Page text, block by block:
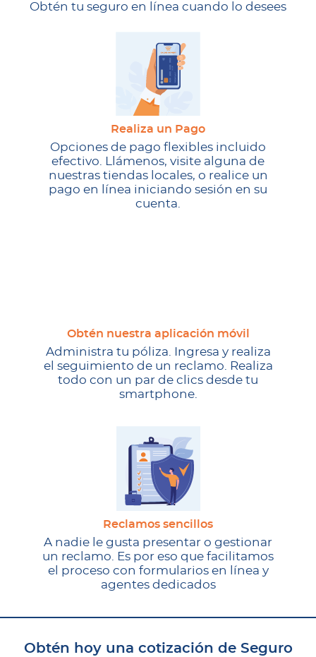
Obtén tu seguro en línea cuando lo desees
Realiza un Pago
Opciones de pago flexibles incluido
efectivo. Llámenos, visite alguna de
nuestras tiendas locales, o realice un
pago en línea iniciando sesión en su
cuenta.
Obtén nuestra aplicación móvil
Administra tu póliza. Ingresa y realiza
el seguimiento de un reclamo. Realiza
todo con un par de clics desde tu
smartphone.
Reclamos sencillos
A nadie le gusta presentar o gestionar
un reclamo. Es por eso que facilitamos
el proceso con formularios en línea y
agentes dedicados
Obtén hoy una cotización de Seguro